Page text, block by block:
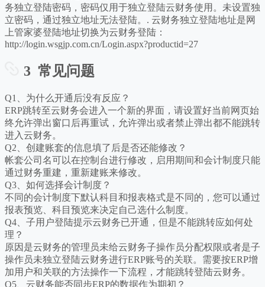
务独立登陆密码，密码仅用于独立登陆云财务使用。未设置独
立密码，通过独立地址无法登陆。. 云财务独立登陆地址是网
上管家婆登陆地址切换为云财务登陆：
http://login.wsgjp.com.cn/Login.aspx?productid=27
3 常见问题
Q1、为什么开通后没有反应？
ERP跳转至云财务会进入一个新的界面，请设置好当前网页始
终允许弹出窗口后再重试，允许弹出或者禁止弹出都不能跳转
进入云财务。
Q2、创建账套的信息填了后是否还能修改？
帐套公司名可以在控制台进行修改，启用期间和会计制度只能
通过财务重建，重新建账来修改。
Q3、如何选择会计制度？
不同的会计制度下默认科目和报表格式是不同的，您可以通过
报表预览、科目预览来决定自己选什么制度。
Q4、子用户登陆提示云财务已开通，但是不能跳转应如何处
理？
原因是云财务的管理员未给云财务子操作员分配权限或者是子
操作员未独立登陆云财务进行ERP账号的关联。需要按ERP增
加用户和关联的方法操作一下流程，才能跳转登陆云财务。
Q5、云财务能否同步ERP的数据作为期初？